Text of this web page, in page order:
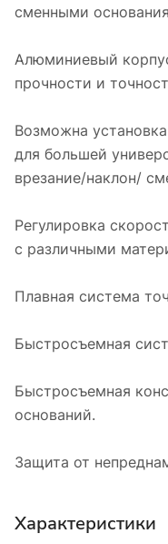
сменными
Алюминиевый
прочности и
Возможна
для большей
врезание/наклон/
Регулировка
с различными
Плавная система
Быстросъемная
Быстросъемная
оснований.
Защита от
Характеристики